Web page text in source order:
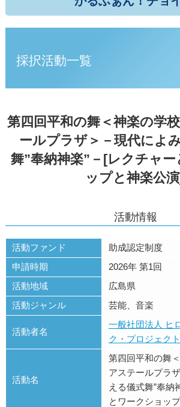
採択活動一覧
第四回平和の舞＜神楽の学
ールプラザ＞－現代によ
舞”奉納神楽”－[レクチャー
ップと神楽公
活動情報
活動ファンド
助成認定制度
申請時期
2026年 第1回
活動地域
広島県
活動ジャンル
芸能、音楽
活動者名
一般社団法人 ヒ
ク・プロジェクト
活動名
第四回平和の舞
アステールプラ
える儀式舞”奉納
とワークショッ